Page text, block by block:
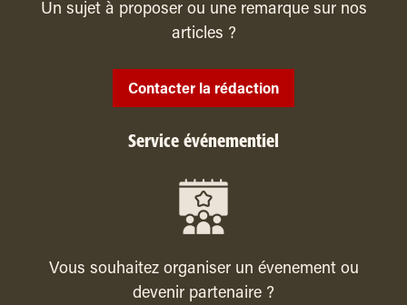
Un sujet à proposer ou une remarque sur nos
articles ?
Contacter la rédaction
Service événementiel
Vous souhaitez organiser un évenement ou
devenir partenaire ?